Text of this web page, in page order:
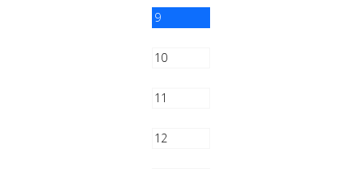
9
10
11
12